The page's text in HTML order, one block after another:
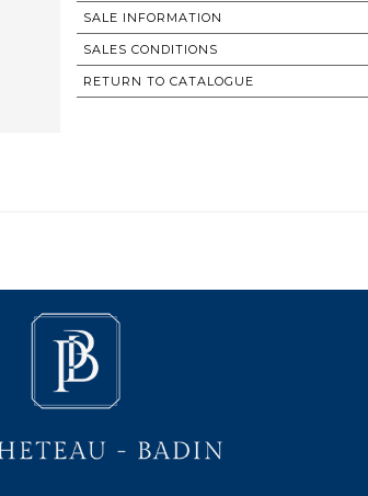
SALE INFORMATION
SALES CONDITIONS
RETURN TO CATALOGUE